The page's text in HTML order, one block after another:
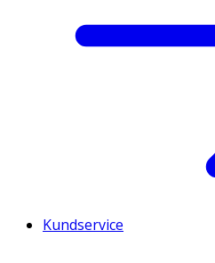
Kundservice